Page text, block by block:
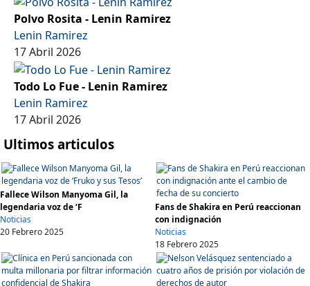
Polvo Rosita - Lenin Ramirez
Lenin Ramirez
17 Abril 2026
Todo Lo Fue - Lenin Ramirez
Lenin Ramirez
17 Abril 2026
Ultimos articulos
Fallece Wilson Manyoma Gil, la
legendaria voz de ‘F
Noticias
20 Febrero 2025
Fans de Shakira en Perú reaccionan
con indignación
Noticias
18 Febrero 2025